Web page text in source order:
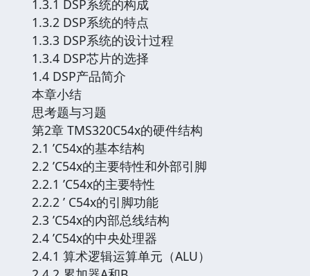
1.3.1 DSP系统的构成
1.3.2 DSP系统的特点
1.3.3 DSP系统的设计过程
1.3.4 DSP芯片的选择
1.4 DSP产品简介
本章小结
思考题与习题
第2章 TMS320C54x的硬件结构
2.1 ’C54x的基本结构
2.2 ’C54x的主要特性和外部引脚
2.2.1 ’C54x的主要特性
2.2.2 ’ C54x的引脚功能
2.3 ’C54x的内部总线结构
2.4 ’C54x的中央处理器
2.4.1 算术逻辑运算单元（ALU）